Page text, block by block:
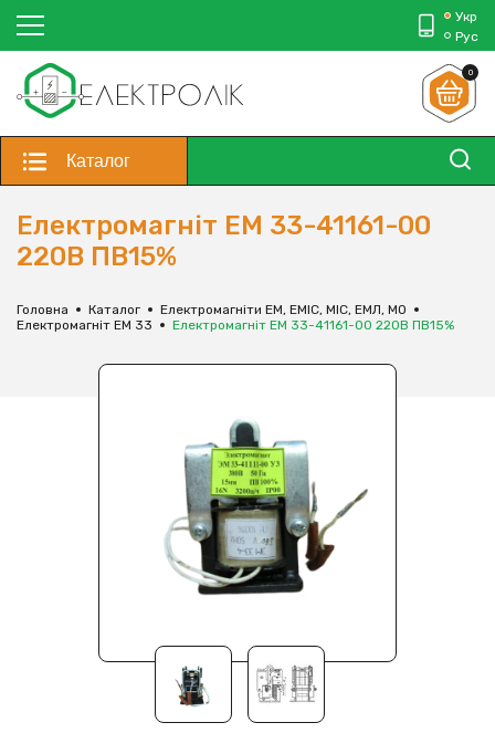
Укр
Рус
0
Каталог
Електромагніт ЕМ 33-41161-00
220В ПВ15%
Головна Каталог
Електромагніти ЕМ, ЕМІС, МІС, ЕМЛ, МО
Електромагніт ЕМ 33
Електромагніт ЕМ 33-41161-00 220В ПВ15%